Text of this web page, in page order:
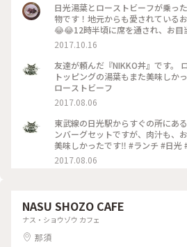
日光湯葉とローストビーフが乗っ
物です！地元からも愛されている
😂😂12時半頃に席を通され、お目
ただくことができました😄✨くる
くて美味しかったです😋💓タレが
が、ローストビーフもしっかり量
も数量限定のオススメなので、そ
やカフェ#日光#カフェ#レストラン
2017.10.16
友達が頼んだ『NIKKO丼』です。
トッピングの湯葉もまた美味しかったです😃 #
ローストビーフ
2017.08.06
東武線の日光駅からすぐの所にあ
ンバーグセットですが、肉汁も、
美味しかったです‼️ #ラン
2017.08.06
NASU SHOZO CAFE
ナス・ショウゾウ カフェ
那須